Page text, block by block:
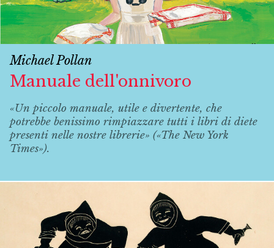
Michael Pollan
Manuale dell'onnivoro
«Un piccolo manuale, utile e divertente, che
potrebbe benissimo rimpiazzare tutti i libri di diete
presenti nelle nostre librerie» («The New York
Times»).